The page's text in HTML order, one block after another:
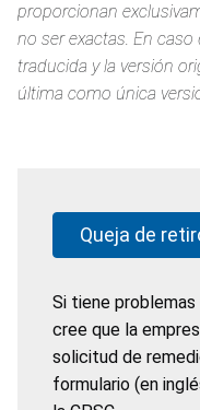
proporcionan
no ser exactas. En
traducida y la versión
última como única
Queja de
Si tiene
cree que la
solicitud de
formulario (en